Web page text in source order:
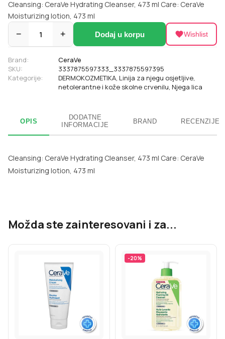
Cleansing: CeraVe Hydrating Cleanser, 473 ml Care: CeraVe
Moisturizing lotion, 473 ml
− 1 + Dodaj u korpu Wishlist
Brand:
CeraVe
SKU:
3337875597333_3337875597395
Kategorije:
DERMOKOZMETIKA, Linija za njegu osjetljive,
netolerantne i kože skolne crvenilu, Njega lica
OPIS
DODATNE
INFORMACIJE
BRAND RECENZIJE
Cleansing: CeraVe Hydrating Cleanser, 473 ml Care: CeraVe
Moisturizing lotion, 473 ml
Možda ste zainteresovani i za...
-20%